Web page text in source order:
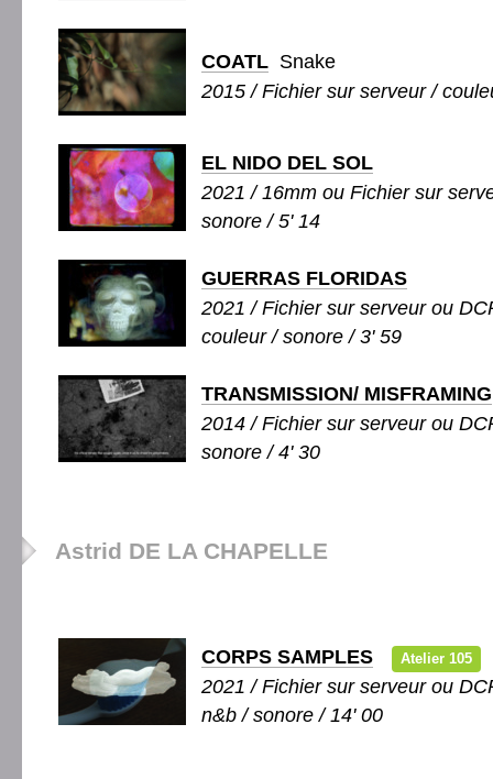
COATL Snake
2015 / Fichier sur serveur /
EL NIDO DEL SOL
2021 / 16mm ou Fichier sur
sonore / 5' 14
GUERRAS FLORIDAS
2021 / Fichier sur serveur ou
couleur / sonore / 3' 59
TRANSMISSION/ MISFRAMING
2014 / Fichier sur serveur ou
sonore / 4' 30
Astrid DE LA CHAPELLE
CORPS SAMPLES Atelier 105
2021 / Fichier sur serveur ou
n&b / sonore / 14' 00